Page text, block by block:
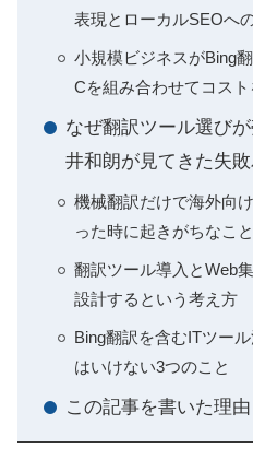
表現とローカルSEOへ
小規模ビジネスがBing
Cを組み合わせてコス
なぜ翻訳ツール選び
井和朗が見てきた失
機械翻訳だけで海外向
った時に起きがちなこと
翻訳ツール導入とWeb
設計するという考え方
Bing翻訳を含むITツー
はいけない3つのこと
この記事を書いた理由